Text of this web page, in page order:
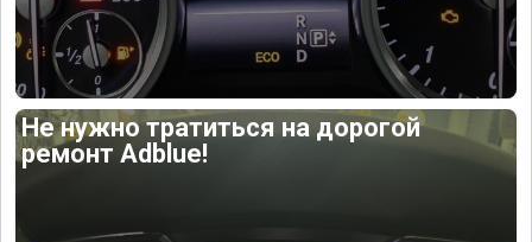
Не нужно тратиться на дорогой
ремонт Adblue!